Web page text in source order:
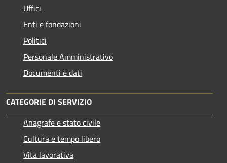
Uffici
Enti e fondazioni
Politici
Personale Amministrativo
Documenti e dati
CATEGORIE DI SERVIZIO
Anagrafe e stato civile
Cultura e tempo libero
Vita lavorativa